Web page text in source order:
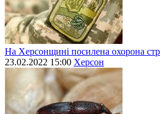
На Херсонщині посилена охорона
23.02.2022 15:00 Херсон